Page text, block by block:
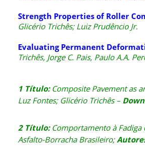
Strength Properties of Roller
Glicério Trichês; Luiz Prudêncio Jr.
Evaluating Permanent
Trichês, Jorge C. Pais, Paulo A.A.
1 Título:Composite Pavement as
Luz Fontes; Glicério Trichês –
2 Título:Comportamento à Fadiga
Asfalto-Borracha Brasileiro;